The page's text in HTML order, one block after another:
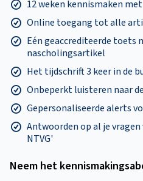
12 weken kennismaken
Online toegang tot alle
Eén geaccrediteerde toets
nascholingsartikel
Het tijdschrift 3 keer in de
Onbeperkt luisteren naar
Gepersonaliseerde alerts
Antwoorden op al je
NTVG'
Neem het